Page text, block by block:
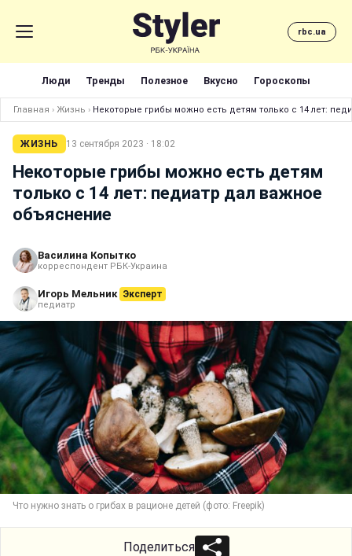
rbc.ua
Люди Тренды Полезное Вкусно Гороскопы
Главная › Жизнь › Некоторые грибы можно есть детям только с 14 лет:
ЖИЗНЬ 13 сентября 2023 · 18:02
Некоторые грибы можно есть детям
только с 14 лет: педиатр дал важное
объяснение
Василина Копытко
корреспондент РБК-Украина
Игорь Мельник Эксперт
педиатр
Что нужно знать о грибах в рационе детей (фото: Freepik)
Поделиться